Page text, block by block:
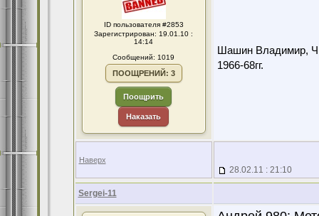
ID пользователя #2853
Зарегистрирован: 19.01.10 :
14:14
Сообщений: 1019
ПООЩРЕНИЙ: 3
Поощрить
Наказать
Шашин Владимир,
1966-68гг.
Наверх
28.02.11 : 21:10
Sergei-11